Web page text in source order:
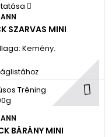
SZARVAS MINI
Kemény.
BÁRÁNY MINI